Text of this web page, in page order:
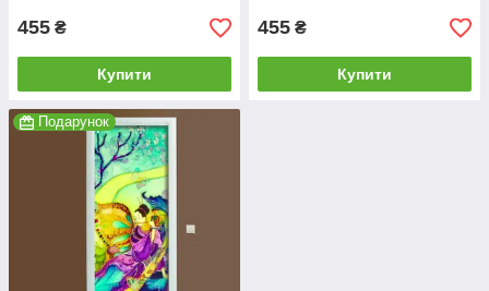
455 ₴
Купити
455 ₴
Купити
Подарунок